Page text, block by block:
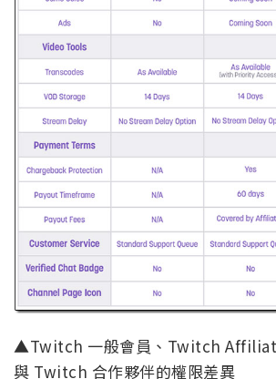
▲Twitch 一般會員、Twitch
與 Twitch 合作夥伴的權限差異